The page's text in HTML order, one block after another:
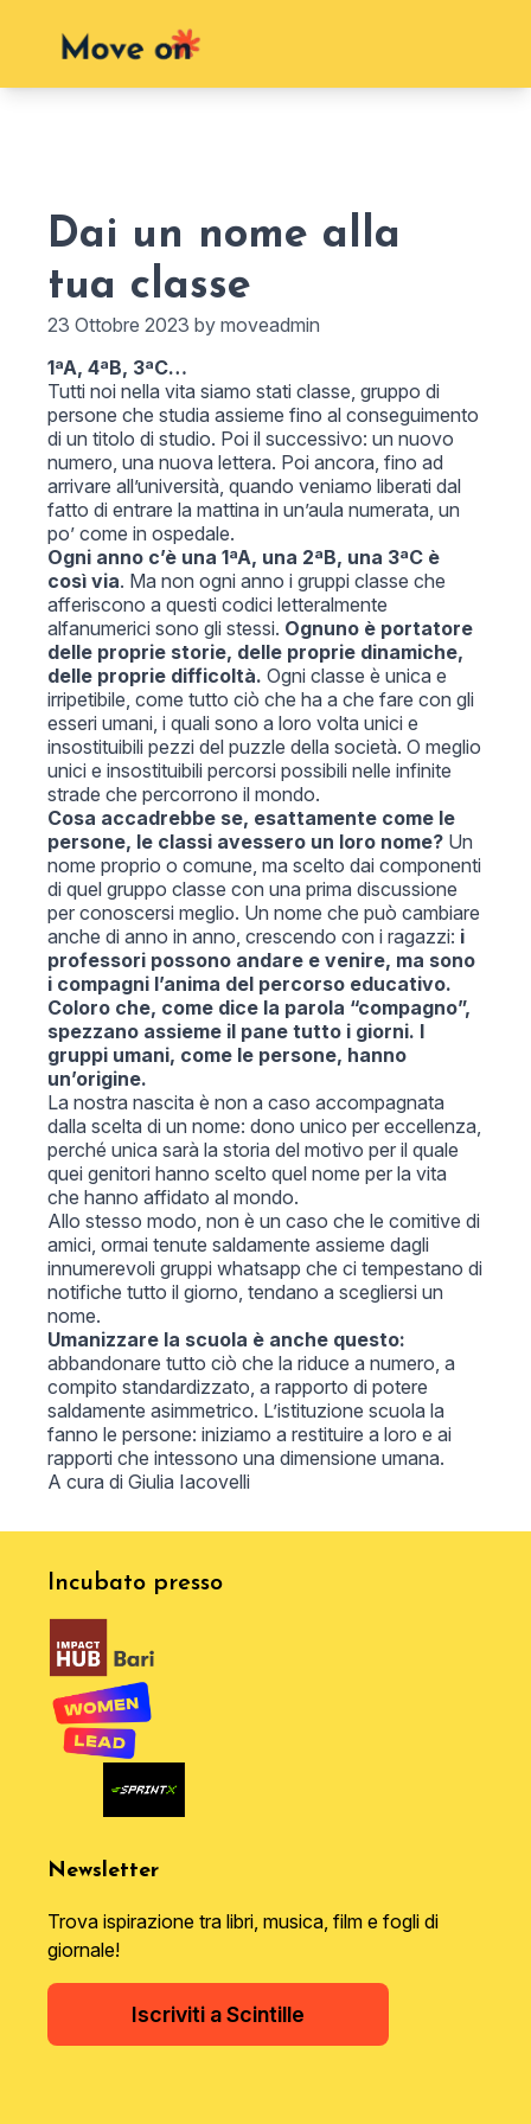
Dai un nome alla
tua classe
23 Ottobre 2023 by moveadmin
1ªA, 4ªB, 3ªC…
Tutti noi nella vita siamo stati classe, gruppo di
persone che studia assieme fino al conseguimento
di un titolo di studio. Poi il successivo: un nuovo
numero, una nuova lettera. Poi ancora, fino ad
arrivare all’università, quando veniamo liberati dal
fatto di entrare la mattina in un’aula numerata, un
po’ come in ospedale.
Ogni anno c’è una 1ªA, una 2ªB, una 3ªC è
così via. Ma non ogni anno i gruppi classe che
afferiscono a questi codici letteralmente
alfanumerici sono gli stessi. Ognuno è portatore
delle proprie storie, delle proprie dinamiche,
delle proprie difficoltà.Ogni classe è unica e
irripetibile, come tutto ciò che ha a che fare con gli
esseri umani, i quali sono a loro volta unici e
insostituibili pezzi del puzzle della società. O meglio
unici e insostituibili percorsi possibili nelle infinite
strade che percorrono il mondo.
Cosa accadrebbe se, esattamente come le
persone, le classi avessero un loro nome? Un
nome proprio o comune, ma scelto dai componenti
di quel gruppo classe con una prima discussione
per conoscersi meglio. Un nome che può cambiare
anche di anno in anno, crescendo con i ragazzi: i
professori possono andare e venire, ma sono
i compagni l’anima del percorso educativo.
Coloro che, come dice la parola “compagno”,
spezzano assieme il pane tutto i giorni. I
gruppi umani, come le persone, hanno
un’origine.
La nostra nascita è non a caso accompagnata
dalla scelta di un nome: dono unico per eccellenza,
perché unica sarà la storia del motivo per il quale
quei genitori hanno scelto quel nome per la vita
che hanno affidato al mondo.
Allo stesso modo, non è un caso che le comitive di
amici, ormai tenute saldamente assieme dagli
innumerevoli gruppi whatsapp che ci tempestano di
notifiche tutto il giorno, tendano a scegliersi un
nome.
Umanizzare la scuola è anche questo:
abbandonare tutto ciò che la riduce a numero, a
compito standardizzato, a rapporto di potere
saldamente asimmetrico. L’istituzione scuola la
fanno le persone: iniziamo a restituire a loro e ai
rapporti che intessono una dimensione umana.
A cura diGiulia Iacovelli
Incubato presso
Newsletter
Trova ispirazione tra libri, musica, film e fogli di
giornale!
Iscriviti a Scintille